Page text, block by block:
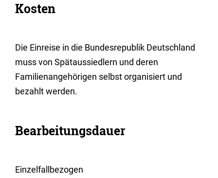
Kosten
Die Einreise in die Bundesrepublik Deutschland
muss von Spätaussiedlern und deren
Familienangehörigen selbst organisiert und
bezahlt werden.
Bearbeitungsdauer
Einzelfallbezogen